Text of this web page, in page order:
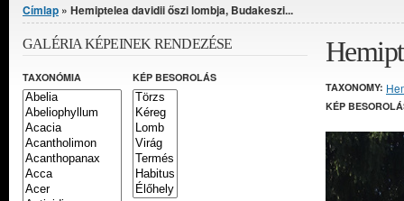
Jelenlegi hely
Címlap » Hemiptelea davidii őszi lombja, Budakeszi...
TAXONOMY:
KÉP
GALÉRIA KÉPEINEK RENDEZÉSE
TAXONÓMIA KÉP BESOROLÁS